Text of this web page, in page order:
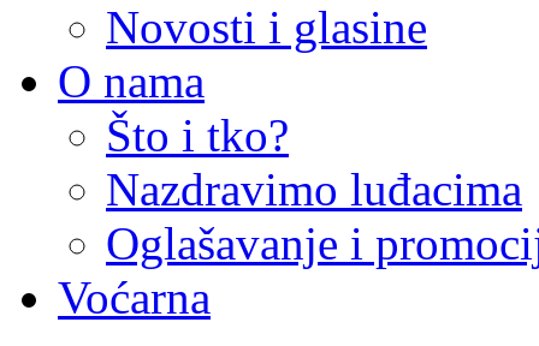
Novosti i glasine
O nama
Što i tko?
Nazdravimo luđacima
Oglašavanje i
Voćarna